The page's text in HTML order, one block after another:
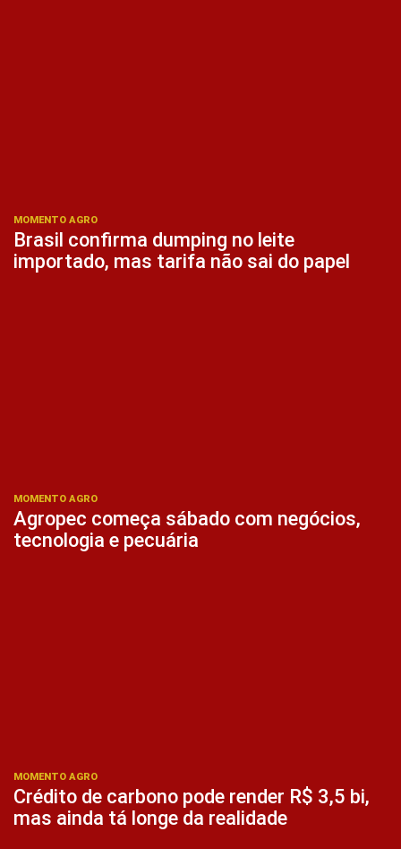
MOMENTO AGRO
Brasil confirma dumping no leite
importado, mas tarifa não sai do papel
MOMENTO AGRO
Agropec começa sábado com negócios,
tecnologia e pecuária
MOMENTO AGRO
Crédito de carbono pode render R$ 3,5 bi,
mas ainda tá longe da realidade